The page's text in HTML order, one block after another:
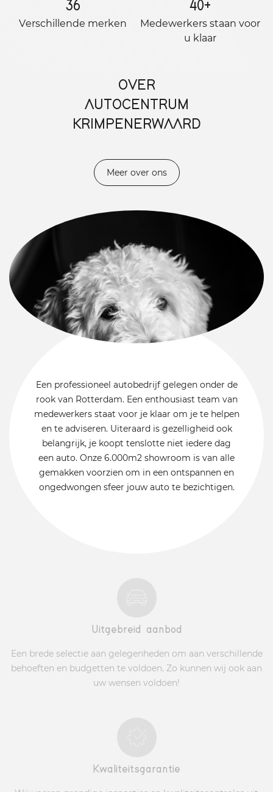
36
Verschillende merken
40+
Medewerkers staan ​​voor
u klaar
OVER
AUTOCENTRUM
KRIMPENERWAARD
Meer over ons
Een professioneel autobedrijf gelegen onder de
rook van Rotterdam. Een enthousiast team van
medewerkers staat voor je klaar om je te helpen
en te adviseren. Uiteraard is gezelligheid ook
belangrijk, je koopt tenslotte niet iedere dag
een auto. Onze 6.000m2 showroom is van alle
gemakken voorzien om in een ontspannen en
ongedwongen sfeer jouw auto te bezichtigen.
Uitgebreid aanbod
Een brede selectie aan gelegenheden om aan verschillende
behoeften en budgetten te voldoen. Zo kunnen wij ook aan
uw wensen voldoen!
Kwaliteitsgarantie